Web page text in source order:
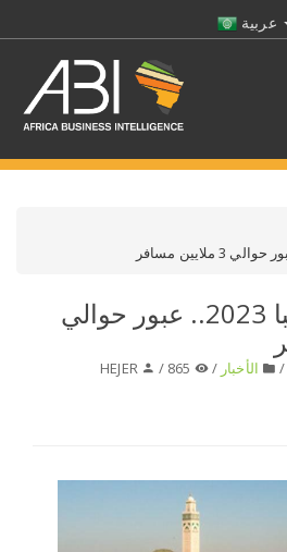
المغرب : مرحبا 2023.. عبور حوالي
الأخبار /
HEJER